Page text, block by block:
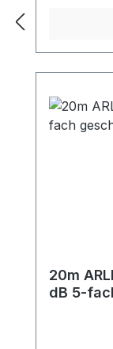
20m
dB 5-